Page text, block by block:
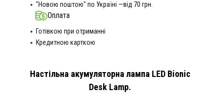
"Новою поштою" по Україні —від 70 грн.
Оплата
Готівкою при отриманні
Кредитною карткою
Настільна акумуляторна лампа LED Bionic
Desk Lamp.